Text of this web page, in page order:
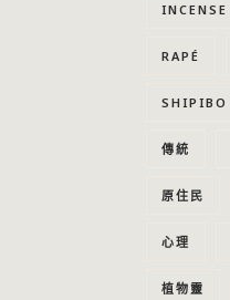
INCENSE
RAPÉ
SHIPIBO
傳統
原住民
心理
植物靈